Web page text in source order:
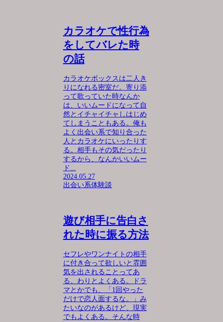
カラオケで性行為
をしてバレた時
の話
カラオケボックスは二人き
りになれる密室だ。寄り添
って歌っていた時なんか
は、いいムードになって自
然とイチャイチャしはじめ
てしまうこともある。俺も
よく出会い系で知り合った
人とカラオケにいったりす
る。相手もその気だったり
するから、なんかいいムー
ド...
2024.05.27
出会い系体験談
遊び相手に告白さ
れた時に振る方法
セフレやワンナイトの相手
に付き合って欲しいと雰囲
気を出されることってあ
る。わりとよくある。ドラ
マとかでも、「1回やった
だけで恋人面するな。」み
たいなのがあるけど、現実
でもよくある。そんな時